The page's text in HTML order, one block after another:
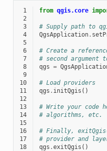
1 from qgis.core
2
3
# Supply path to
4
QgsApplication.
5
6
# Create a
7
# second argument
8
qgs =
9
10
# Load providers
11
qgs . initQgis ()
12
13
# Write your code
14
# algorithms, etc.
15
16
# Finally,
17
# provider and
18
qgs .exitQgis ()